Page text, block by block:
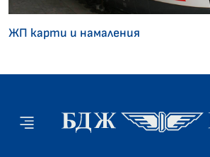
ЖП карти и намаления